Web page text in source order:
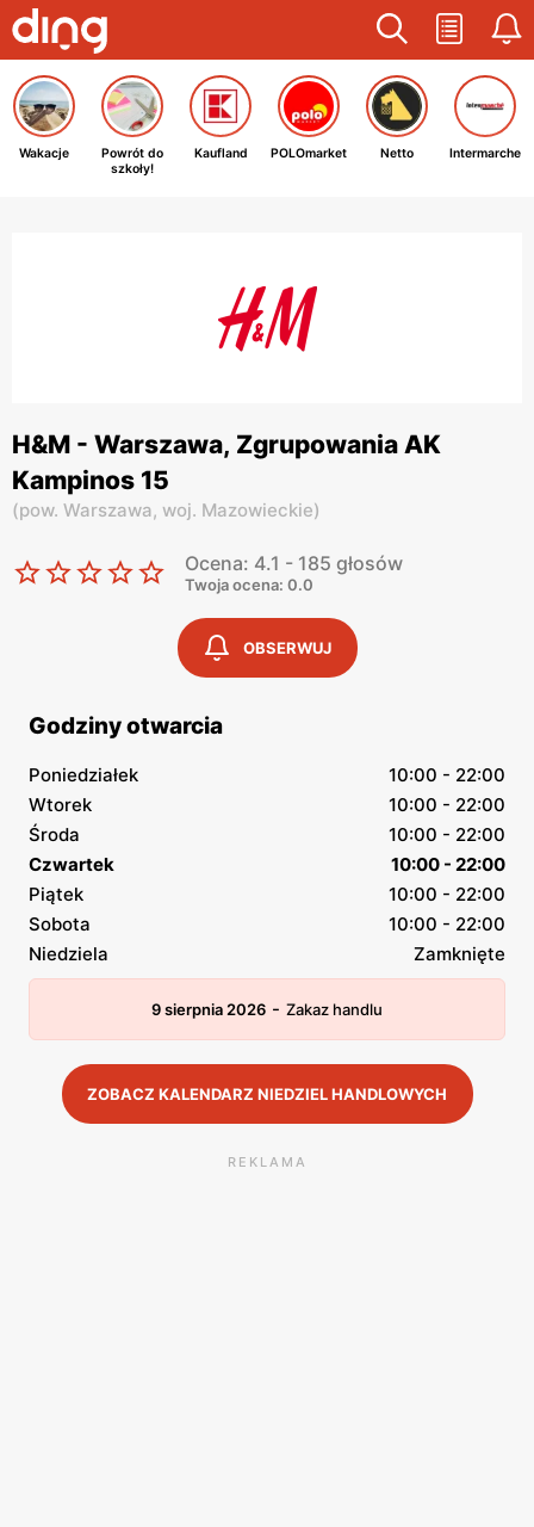
Wakacje
Powrót do
szkoły!
Kaufland POLOmarket Netto Intermarche
H&M - Warszawa, Zgrupowania AK
Kampinos 15
(pow. Warszawa, woj. Mazowieckie)
Ocena: 4.1 - 185 głosów
Twoja ocena: 0.0
OBSERWUJ
Godziny otwarcia
Poniedziałek
10:00 - 22:00
Wtorek
10:00 - 22:00
Środa
10:00 - 22:00
Czwartek
10:00 - 22:00
Piątek
10:00 - 22:00
Sobota
10:00 - 22:00
Niedziela
Zamknięte
9 sierpnia 2026 - Zakaz handlu
ZOBACZ KALENDARZ NIEDZIEL HANDLOWYCH
REKLAMA